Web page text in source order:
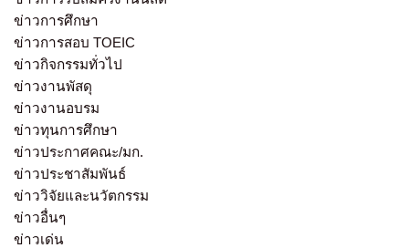
ข่าวการศึกษา
ข่าวการสอบ TOEIC
ข่าวกิจกรรมทั่วไป
ข่าวงานพัสดุ
ข่าวงานอบรม
ข่าวทุนการศึกษา
ข่าวประกาศคณะ/มก.
ข่าวประชาสัมพันธ์
ข่าววิจัยและนวัตกรรม
ข่าวอื่นๆ
ข่าวเด่น